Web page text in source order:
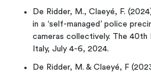
De Ridder, M., Claeyé, F.
in a ‘self-managed’ police
cameras collectively. The 40th
Italy, July 4-6, 2024.
De Ridder, M. & Claeyé, F